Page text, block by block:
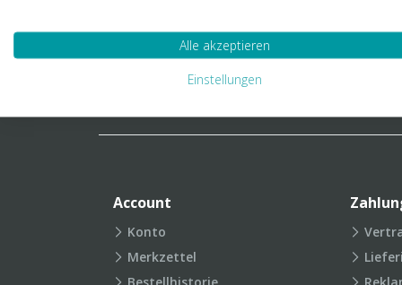
Verpackungslexikon
FAQ
Account
Konto
Merkzettel
Alle akzeptieren
Einstellungen